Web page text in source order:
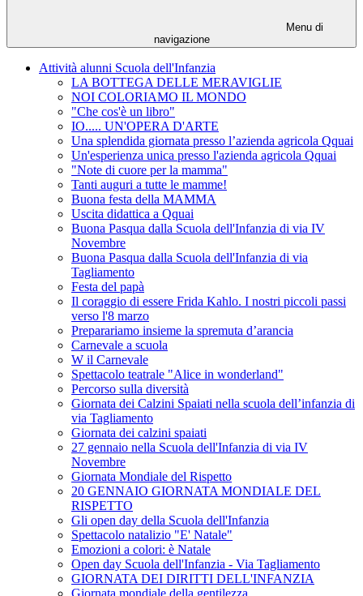
Menu di
navigazione
Attività alunni Scuola dell'Infanzia
LA BOTTEGA DELLE MERAVIGLIE
NOI COLORIAMO IL MONDO
"Che cos'è un libro"
IO..... UN'OPERA D'ARTE
Una splendida giornata presso l’azienda agricola Qquai
Un'esperienza unica presso l'azienda agricola Qquai
"Note di cuore per la mamma"
Tanti auguri a tutte le mamme!
Buona festa della MAMMA
Uscita didattica a Qquai
Buona Pasqua dalla Scuola dell'Infanzia di via IV
Novembre
Buona Pasqua dalla Scuola dell'Infanzia di via
Tagliamento
Festa del papà
Il coraggio di essere Frida Kahlo. I nostri piccoli passi
verso l'8 marzo
Preparariamo insieme la spremuta d’arancia
Carnevale a scuola
W il Carnevale
Spettacolo teatrale "Alice in wonderland"
Percorso sulla diversità
Giornata dei Calzini Spaiati nella scuola dell’infanzia di
via Tagliamento
Giornata dei calzini spaiati
27 gennaio nella Scuola dell'Infanzia di via IV
Novembre
Giornata Mondiale del Rispetto
20 GENNAIO GIORNATA MONDIALE DEL
RISPETTO
Gli open day della Scuola dell'Infanzia
Spettacolo natalizio "E' Natale"
Emozioni a colori: è Natale
Open day Scuola dell'Infanzia - Via Tagliamento
GIORNATA DEI DIRITTI DELL'INFANZIA